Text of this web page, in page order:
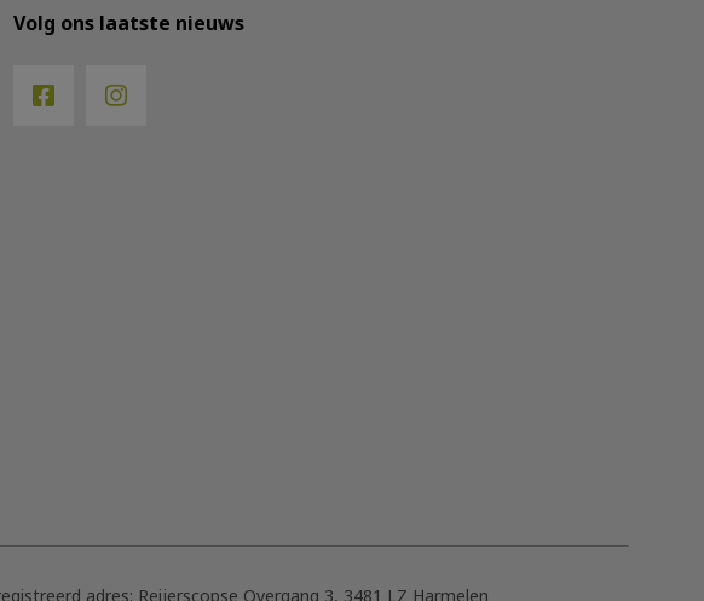
Volg ons laatste nieuws
adres: Reijerscopse Overgang 3, 3481 LZ Harmelen